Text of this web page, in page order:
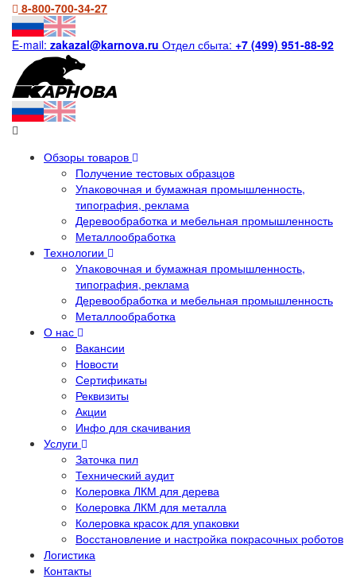
8-800-700-34-27
E-mail: zakazal@karnova.ru Отдел сбыта: +7 (499) 951-88-92
Обзоры товаров
Получение тестовых образцов
Упаковочная и бумажная промышленность,
типография, реклама
Деревообработка и мебельная промышленность
Металлообработка
Технологии
Упаковочная и бумажная промышленность,
типография, реклама
Деревообработка и мебельная промышленность
Металлообработка
О нас
Вакансии
Новости
Сертификаты
Реквизиты
Акции
Инфо для скачивания
Услуги
Заточка пил
Технический аудит
Колеровка ЛКМ для дерева
Колеровка ЛКМ для металла
Колеровка красок для упаковки
Восстановление и настройка покрасочных роботов
Логистика
Контакты